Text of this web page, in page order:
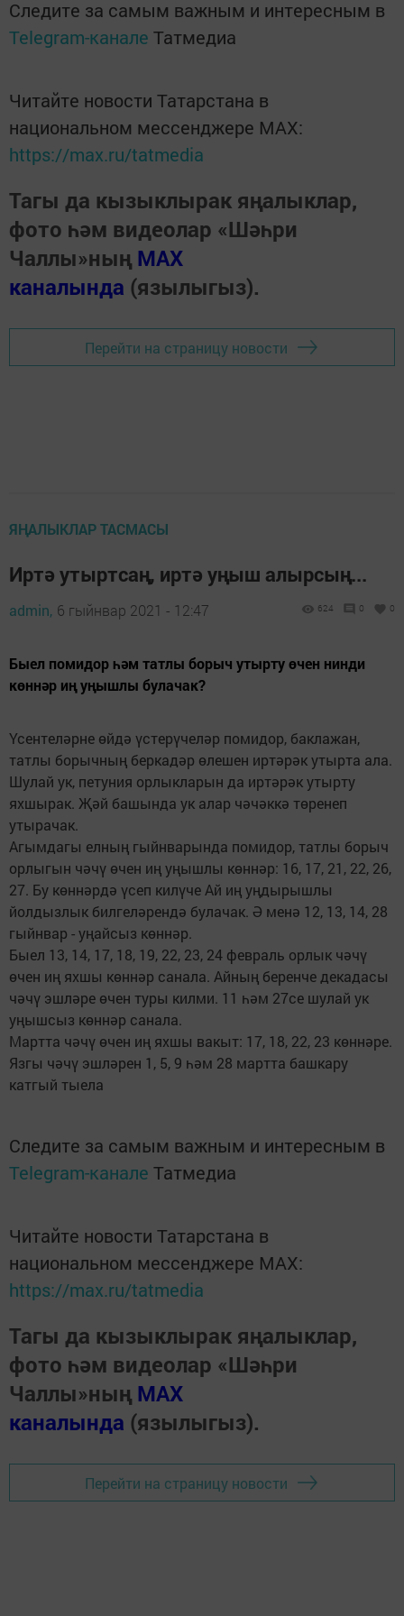
Следите за самым важным и интересным в
Telegram-канале Татмедиа
Читайте новости Татарстана в
национальном мессенджере MАХ:
https://max.ru/tatmedia
Тагы да кызыклырак яңалыклар,
фото һәм видеолар «Шәһри
Чаллы»ның MAX
каналында (язылыгыз).
Перейти на страницу новости
ЯҢАЛЫКЛАР ТАСМАСЫ
Иртә утыртсаң, иртә уңыш алырсың...
admin, 6 гыйнвар 2021 - 12:47 624 0 0
Быел помидор һәм татлы борыч утырту өчен нинди
көннәр иң уңышлы булачак?
Үсентеләрне өйдә үстерүчеләр помидор, баклажан,
татлы борычның беркадәр өлешен иртәрәк утырта ала.
Шулай ук, петуния орлыкларын да иртәрәк утырту
яхшырак. Җәй башында ук алар чәчәккә төренеп
утырачак.
Агымдагы елның гыйнварында помидор, татлы борыч
орлыгын чәчү өчен иң уңышлы көннәр: 16, 17, 21, 22, 26,
27. Бу көннәрдә үсеп килүче Ай иң уңдырышлы
йолдызлык билгеләрендә булачак. Ә менә 12, 13, 14, 28
гыйнвар - уңайсыз көннәр.
Быел 13, 14, 17, 18, 19, 22, 23, 24 февраль орлык чәчү
өчен иң яхшы көннәр санала. Айның беренче декадасы
чәчү эшләре өчен туры килми. 11 һәм 27се шулай ук
уңышсыз көннәр санала.
Мартта чәчү өчен иң яхшы вакыт: 17, 18, 22, 23 көннәре.
Язгы чәчү эшләрен 1, 5, 9 һәм 28 мартта башкару
катгый тыела
Следите за самым важным и интересным в
Telegram-канале Татмедиа
Читайте новости Татарстана в
национальном мессенджере MАХ:
https://max.ru/tatmedia
Тагы да кызыклырак яңалыклар,
фото һәм видеолар «Шәһри
Чаллы»ның MAX
каналында (язылыгыз).
Перейти на страницу новости